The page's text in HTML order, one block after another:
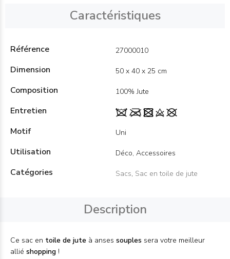
Caractéristiques
Référence 27000010
Dimension 50 x 40 x 25 cm
Composition 100% Jute
Entretien
Motif
Uni
Utilisation Déco, Accessoires
Catégories Sacs, Sac en toile de jute
Description
Ce sac en toile de jute à anses souples sera votre meilleur
allié shopping !